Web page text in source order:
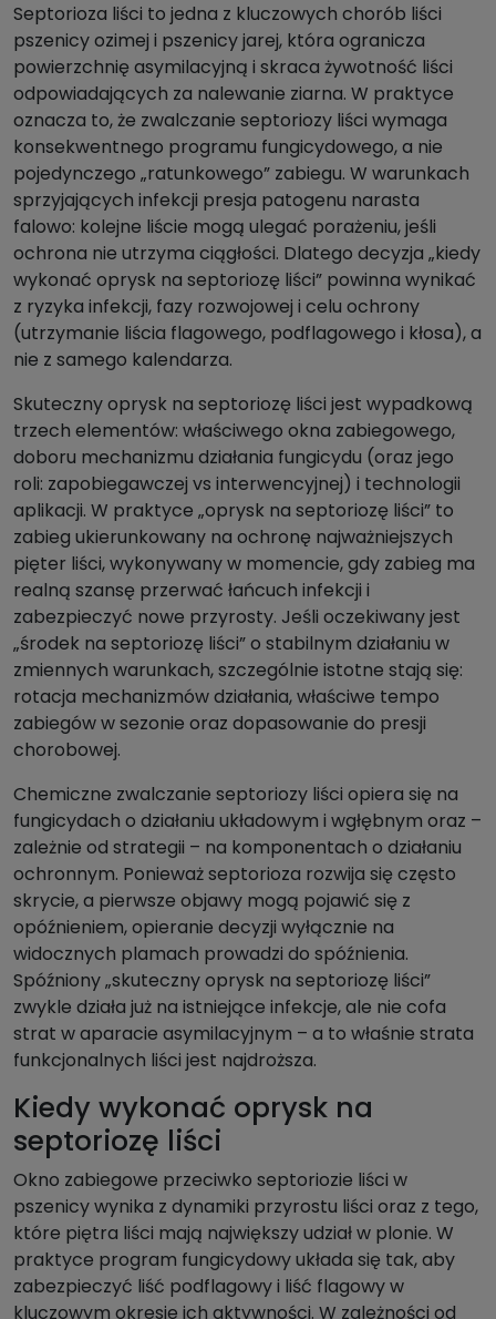
Septorioza liści to jedna z kluczowych chorób liści
pszenicy ozimej i pszenicy jarej, która ogranicza
powierzchnię asymilacyjną i skraca żywotność liści
odpowiadających za nalewanie ziarna. W praktyce
oznacza to, że zwalczanie septoriozy liści wymaga
konsekwentnego programu fungicydowego, a nie
pojedynczego „ratunkowego” zabiegu. W warunkach
sprzyjających infekcji presja patogenu narasta
falowo: kolejne liście mogą ulegać porażeniu, jeśli
ochrona nie utrzyma ciągłości. Dlatego decyzja „kiedy
wykonać oprysk na septoriozę liści” powinna wynikać
z ryzyka infekcji, fazy rozwojowej i celu ochrony
(utrzymanie liścia flagowego, podflagowego i kłosa), a
nie z samego kalendarza.
Skuteczny oprysk na septoriozę liści jest wypadkową
trzech elementów: właściwego okna zabiegowego,
doboru mechanizmu działania fungicydu (oraz jego
roli: zapobiegawczej vs interwencyjnej) i technologii
aplikacji. W praktyce „oprysk na septoriozę liści” to
zabieg ukierunkowany na ochronę najważniejszych
pięter liści, wykonywany w momencie, gdy zabieg ma
realną szansę przerwać łańcuch infekcji i
zabezpieczyć nowe przyrosty. Jeśli oczekiwany jest
„środek na septoriozę liści” o stabilnym działaniu w
zmiennych warunkach, szczególnie istotne stają się:
rotacja mechanizmów działania, właściwe tempo
zabiegów w sezonie oraz dopasowanie do presji
chorobowej.
Chemiczne zwalczanie septoriozy liści opiera się na
fungicydach o działaniu układowym i wgłębnym oraz –
zależnie od strategii – na komponentach o działaniu
ochronnym. Ponieważ septorioza rozwija się często
skrycie, a pierwsze objawy mogą pojawić się z
opóźnieniem, opieranie decyzji wyłącznie na
widocznych plamach prowadzi do spóźnienia.
Spóźniony „skuteczny oprysk na septoriozę liści”
zwykle działa już na istniejące infekcje, ale nie cofa
strat w aparacie asymilacyjnym – a to właśnie strata
funkcjonalnych liści jest najdroższa.
Kiedy wykonać oprysk na
septoriozę liści
Okno zabiegowe przeciwko septoriozie liści w
pszenicy wynika z dynamiki przyrostu liści oraz z tego,
które piętra liści mają największy udział w plonie. W
praktyce program fungicydowy układa się tak, aby
zabezpieczyć liść podflagowy i liść flagowy w
kluczowym okresie ich aktywności. W zależności od